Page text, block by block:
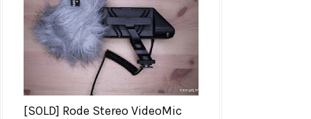
[SOLD] Rode Stereo VideoMic